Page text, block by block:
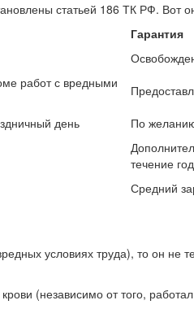
статьей 186 ТК РФ. Вот
Гарантия
работ с вредными
день
По
течение
Средний
условиях труда), то он не
(независимо от того,